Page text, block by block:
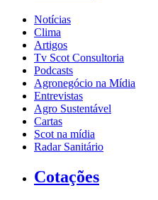
Notícias
Clima
Artigos
Tv Scot Consultoria
Podcasts
Agronegócio na Mídia
Entrevistas
Agro Sustentável
Cartas
Scot na mídia
Radar Sanitário
Cotações